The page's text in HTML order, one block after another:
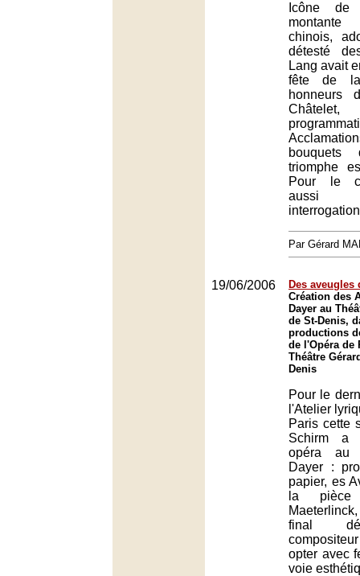
Icône de
montante
chinois,
détesté
Lang avait
fête de
honneurs
triomphe
Pour le
aussi
Par Gérard
19/06/2006
Des aveugles
Création des
Dayer au
de St-Denis,
productions
de l'Opéra de
Théâtre
Denis
Pour le
l'Atelier
Paris cette
Schirm a
opéra au
Dayer :
papier, es
la pièce
final
opter avec
voie